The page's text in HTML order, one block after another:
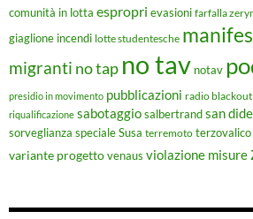
comunità in lotta espropri evasioni farfalla
giaglione incendi lotte studentesche
migranti no tap no tav notav
presidio in movimento pubblicazioni radio blackout
riqualificazione sabotaggiosalbertrandsan
sorveglianza speciale Susa terremoto terzovalico
variante progettovenaus violazione misure